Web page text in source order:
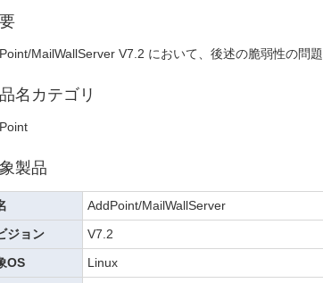
MailWallServer V7.2 において、後述の脆弱性の問
名カテゴリ
製品
AddPoint/MailWallServer
ジョン
V7.2
OS
Linux